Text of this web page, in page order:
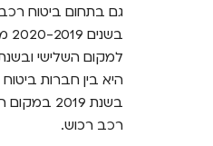
גם בתחום ביטוח רכב
היא בין חברות
רכב רכוש.